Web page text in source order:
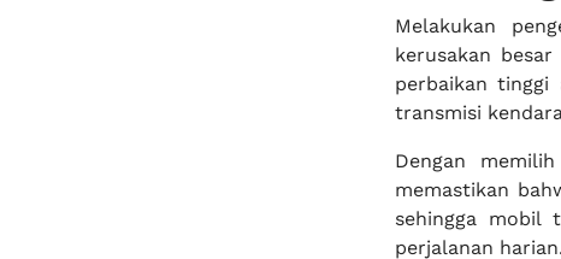
Melakukan
kerusakan
perbaikan tinggi
transmisi
Dengan memilih
memastikan
sehingga mobil
perjalanan harian.